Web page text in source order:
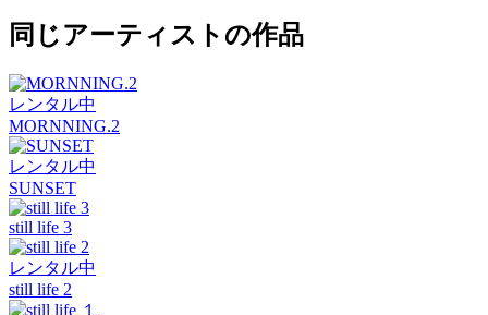
同じアーティストの作品
レンタル中
MORNNING.2
レンタル中
SUNSET
still life 3
レンタル中
still life 2